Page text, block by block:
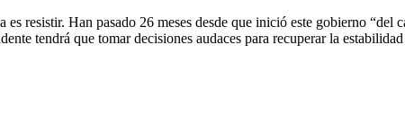
es resistir. Han pasado 26 meses desde que inició este gobierno
tendrá que tomar decisiones audaces para recuperar la